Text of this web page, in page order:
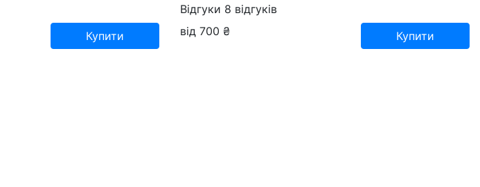
Купити
Відгуки 8 відгуків
від 700 ₴
Купити